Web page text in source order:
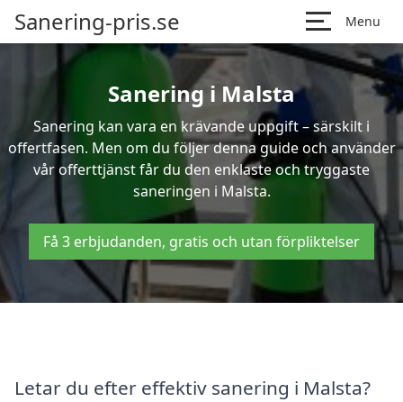
Sanering-pris.se Menu
Sanering i Malsta
Sanering kan vara en krävande uppgift – särskilt i
offertfasen. Men om du följer denna guide och använder
vår offerttjänst får du den enklaste och tryggaste
saneringen i Malsta.
Få 3 erbjudanden, gratis och utan förpliktelser
Letar du efter effektiv sanering i Malsta?